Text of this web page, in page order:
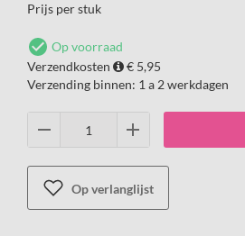
Prijs per stuk
Op voorraad
Verzendkosten
€ 5,95
Verzending binnen: 1 a 2 werkdagen
Op verlanglijst